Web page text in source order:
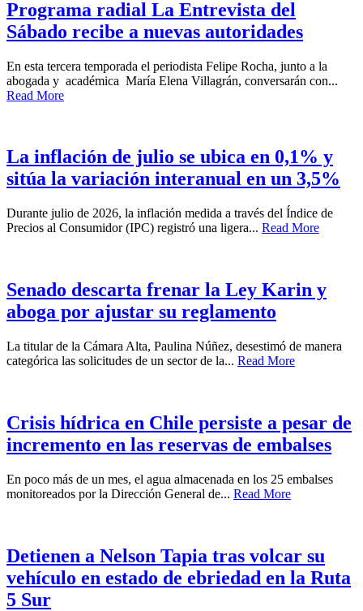
Programa radial La Entrevista del
Sábado recibe a nuevas autoridades
En esta tercera temporada el periodista Felipe Rocha, junto a la
abogada y académica María Elena Villagrán, conversarán con...
Read More
La inflación de julio se ubica en 0,1% y
sitúa la variación interanual en un 3,5%
Durante julio de 2026, la inflación medida a través del Índice de
Precios al Consumidor (IPC) registró una ligera... Read More
Senado descarta frenar la Ley Karin y
aboga por ajustar su reglamento
La titular de la Cámara Alta, Paulina Núñez, desestimó de manera
categórica las solicitudes de un sector de la... Read More
Crisis hídrica en Chile persiste a pesar de
incremento en las reservas de embalses
En poco más de un mes, el agua almacenada en los 25 embalses
monitoreados por la Dirección General de... Read More
Detienen a Nelson Tapia tras volcar su
vehículo en estado de ebriedad en la Ruta
5 Sur